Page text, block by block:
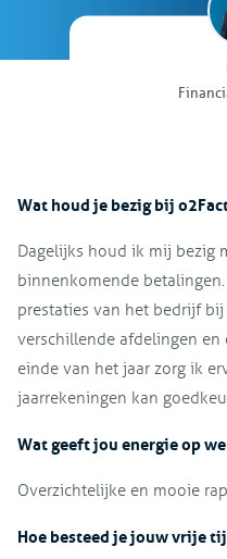
Wat houd je bezig bij
Dagelijks houd ik mij bezig
binnenkomende
prestaties van het bedrijf
verschillende afdelingen en
einde van het jaar zorg ik
jaarrekeningen kan
Wat geeft jou energie op
Overzichtelijke en mooie
Hoe besteed je jouw vrije